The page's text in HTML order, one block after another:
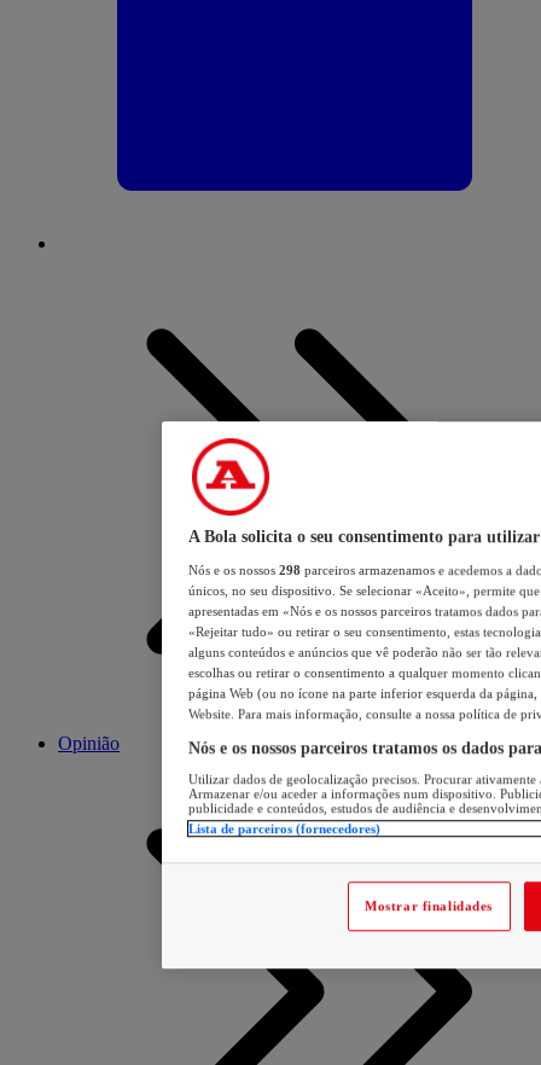
Opinião
A Bola solicita o seu consentimento para utilizar
Nós e os nossos 298 parceiros armazenamos e acedemos a
únicos, no seu dispositivo. Se selecionar «Aceito», permite
apresentadas em «Nós e os nossos parceiros tratamos dados
«Rejeitar tudo» ou retirar o seu consentimento, estas
alguns conteúdos e anúncios que vê poderão não ser tão
escolhas ou retirar o consentimento a qualquer momento
página Web (ou no ícone na parte inferior esquerda da página,
Website. Para mais informação, consulte a nossa política de
Nós e os nossos parceiros tratamos os dados
Utilizar dados de geolocalização precisos. Procurar
Armazenar e/ou aceder a informações num dispositivo.
publicidade e conteúdos, estudos de audiência e
Lista de parceiros (fornecedores)
Mostrar finalidades